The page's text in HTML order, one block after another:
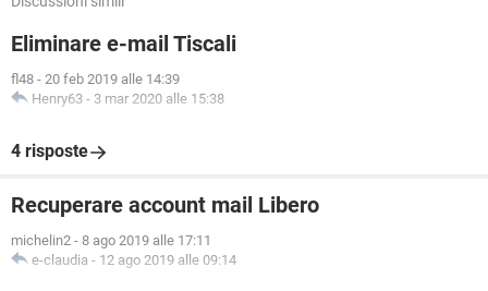
Eliminare e-mail Tiscali
fl48 - 20 feb 2019 alle 14:39
Henry63 - 3 mar 2020 alle 15:38
4 risposte
Recuperare account mail Libero
michelin2 - 8 ago 2019 alle 17:11
e-claudia - 12 ago 2019 alle 09:14